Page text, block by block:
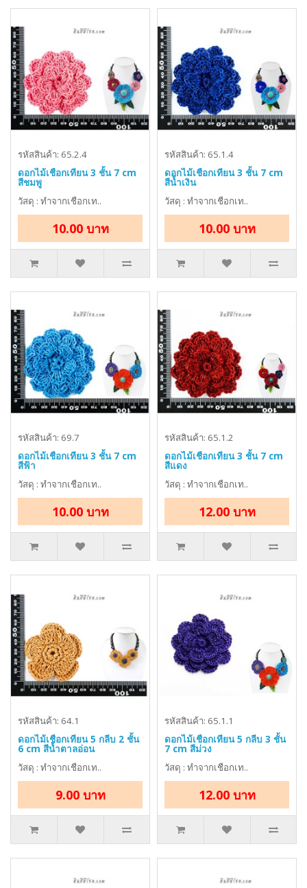
รหัสสินค้า: 65.2.4
ดอกไม้เชือกเทียน 3 ชั้น 7 cm
สีชมพู
วัสดุ : ทำจากเชือกเท..
10.00 บาท
รหัสสินค้า: 65.1.4
ดอกไม้เชือกเทียน 3 ชั้น 7 cm
สีน้ำเงิน
วัสดุ : ทำจากเชือกเท..
10.00 บาท
รหัสสินค้า: 69.7
ดอกไม้เชือกเทียน 3 ชั้น 7 cm
สีฟ้า
วัสดุ : ทำจากเชือกเท..
10.00 บาท
รหัสสินค้า: 65.1.2
ดอกไม้เชือกเทียน 3 ชั้น 7 cm
สีแดง
วัสดุ : ทำจากเชือกเท..
12.00 บาท
รหัสสินค้า: 64.1
ดอกไม้เชือกเทียน 5 กลีบ 2 ชั้น
6 cm สีน้ำตาลอ่อน
วัสดุ : ทำจากเชือกเท..
9.00 บาท
รหัสสินค้า: 65.1.1
ดอกไม้เชือกเทียน 5 กลีบ 3 ชั้น
7 cm สีม่วง
วัสดุ : ทำจากเชือกเท..
12.00 บาท